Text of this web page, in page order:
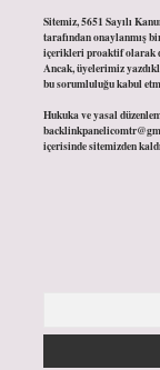
Sitemiz, 5651 Sayılı
tarafından onaylanmış
içerikleri proaktif olarak
Ancak, üyelerimiz
bu sorumluluğu kabul
Hukuka ve yasal
içerisinde sitemizden